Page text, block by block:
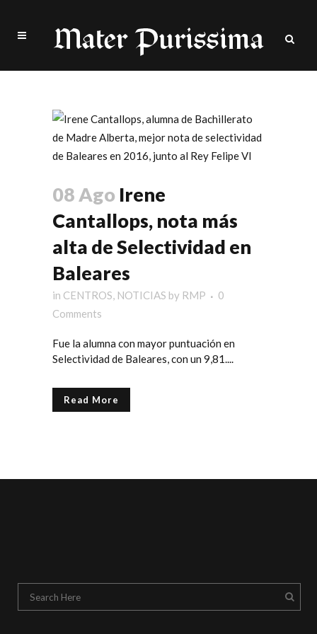
08 Ago Irene
Cantallops, nota más
alta de Selectividad en
Baleares
in CENTROS, NOTICIAS by RMP
0
Comments
Fue la alumna con mayor puntuación en
Selectividad de Baleares, con un 9,81....
Read More